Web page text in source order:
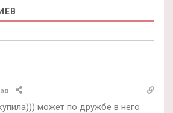
может по дружбе в него